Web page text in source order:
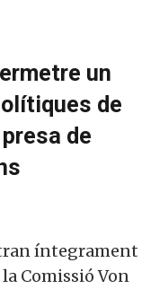
un
de
de
íntegrament
Comissió Von